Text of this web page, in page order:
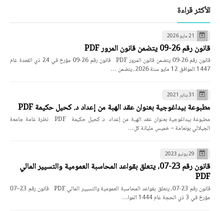
الأكثر قراءة
21 مايو 2026
قانون رقم 26-09 يتضمن قانون المرور PDF
قانون رقم 26-09 يتضمن قانون المرور PDF قانون رقم 26-09 مؤرخ في 24 ذي القعدة عام
1447 الموافق 12 مايو سنة 2026، يتضمن …
31 يناير 2021
مطبوعة بيداغوجية بعنوان عقد الهبة من إعداد د. كحيل حكيمة PDF
مطبوعة بيداغوجية بعنوان عقد الهبة من إعداد د. كحيل حكيمة PDF نظرة عامة جامعة
الجيلالي بونعامة – خميس مليانة كل…
29 يونيو 2023
قانون رقم 23-07، يتعلق بقواعد المحاسبة العمومية والتسيير المالي
PDF
قانون رقم 23-07، يتعلق بقواعد المحاسبة العمومية والتسيير المالي PDF قانون رقم 23–07
مؤرخ في 3 ذي الحجة عام 1444 الموا…